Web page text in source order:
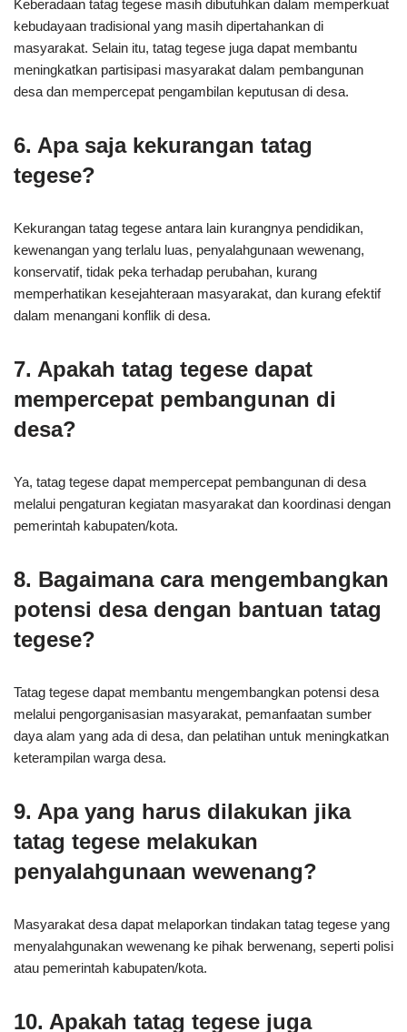
Keberadaan tatag tegese masih dibutuhkan dalam memperkuat
kebudayaan tradisional yang masih dipertahankan di
masyarakat. Selain itu, tatag tegese juga dapat membantu
meningkatkan partisipasi masyarakat dalam pembangunan
desa dan mempercepat pengambilan keputusan di desa.
6. Apa saja kekurangan tatag
tegese?
Kekurangan tatag tegese antara lain kurangnya pendidikan,
kewenangan yang terlalu luas, penyalahgunaan wewenang,
konservatif, tidak peka terhadap perubahan, kurang
memperhatikan kesejahteraan masyarakat, dan kurang efektif
dalam menangani konflik di desa.
7. Apakah tatag tegese dapat
mempercepat pembangunan di
desa?
Ya, tatag tegese dapat mempercepat pembangunan di desa
melalui pengaturan kegiatan masyarakat dan koordinasi dengan
pemerintah kabupaten/kota.
8. Bagaimana cara mengembangkan
potensi desa dengan bantuan tatag
tegese?
Tatag tegese dapat membantu mengembangkan potensi desa
melalui pengorganisasian masyarakat, pemanfaatan sumber
daya alam yang ada di desa, dan pelatihan untuk meningkatkan
keterampilan warga desa.
9. Apa yang harus dilakukan jika
tatag tegese melakukan
penyalahgunaan wewenang?
Masyarakat desa dapat melaporkan tindakan tatag tegese yang
menyalahgunakan wewenang ke pihak berwenang, seperti polisi
atau pemerintah kabupaten/kota.
10. Apakah tatag tegese juga